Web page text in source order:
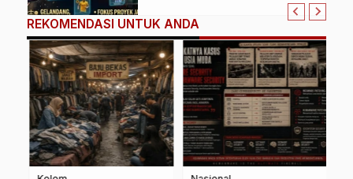
REKOMENDASI UNTUK ANDA